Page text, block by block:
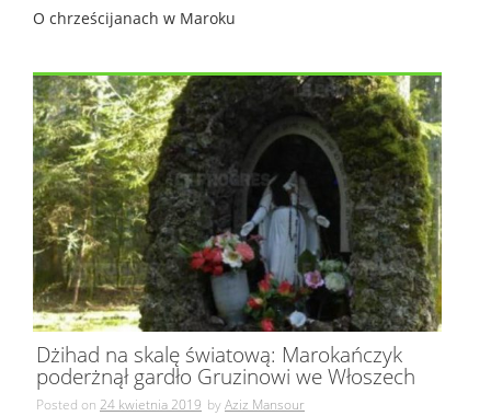
O chrześcijanach w Maroku
Dżihad na skalę światową: Marokańczyk
poderżnął gardło Gruzinowi we Włoszech
Posted on 24 kwietnia 2019 byAziz Mansour